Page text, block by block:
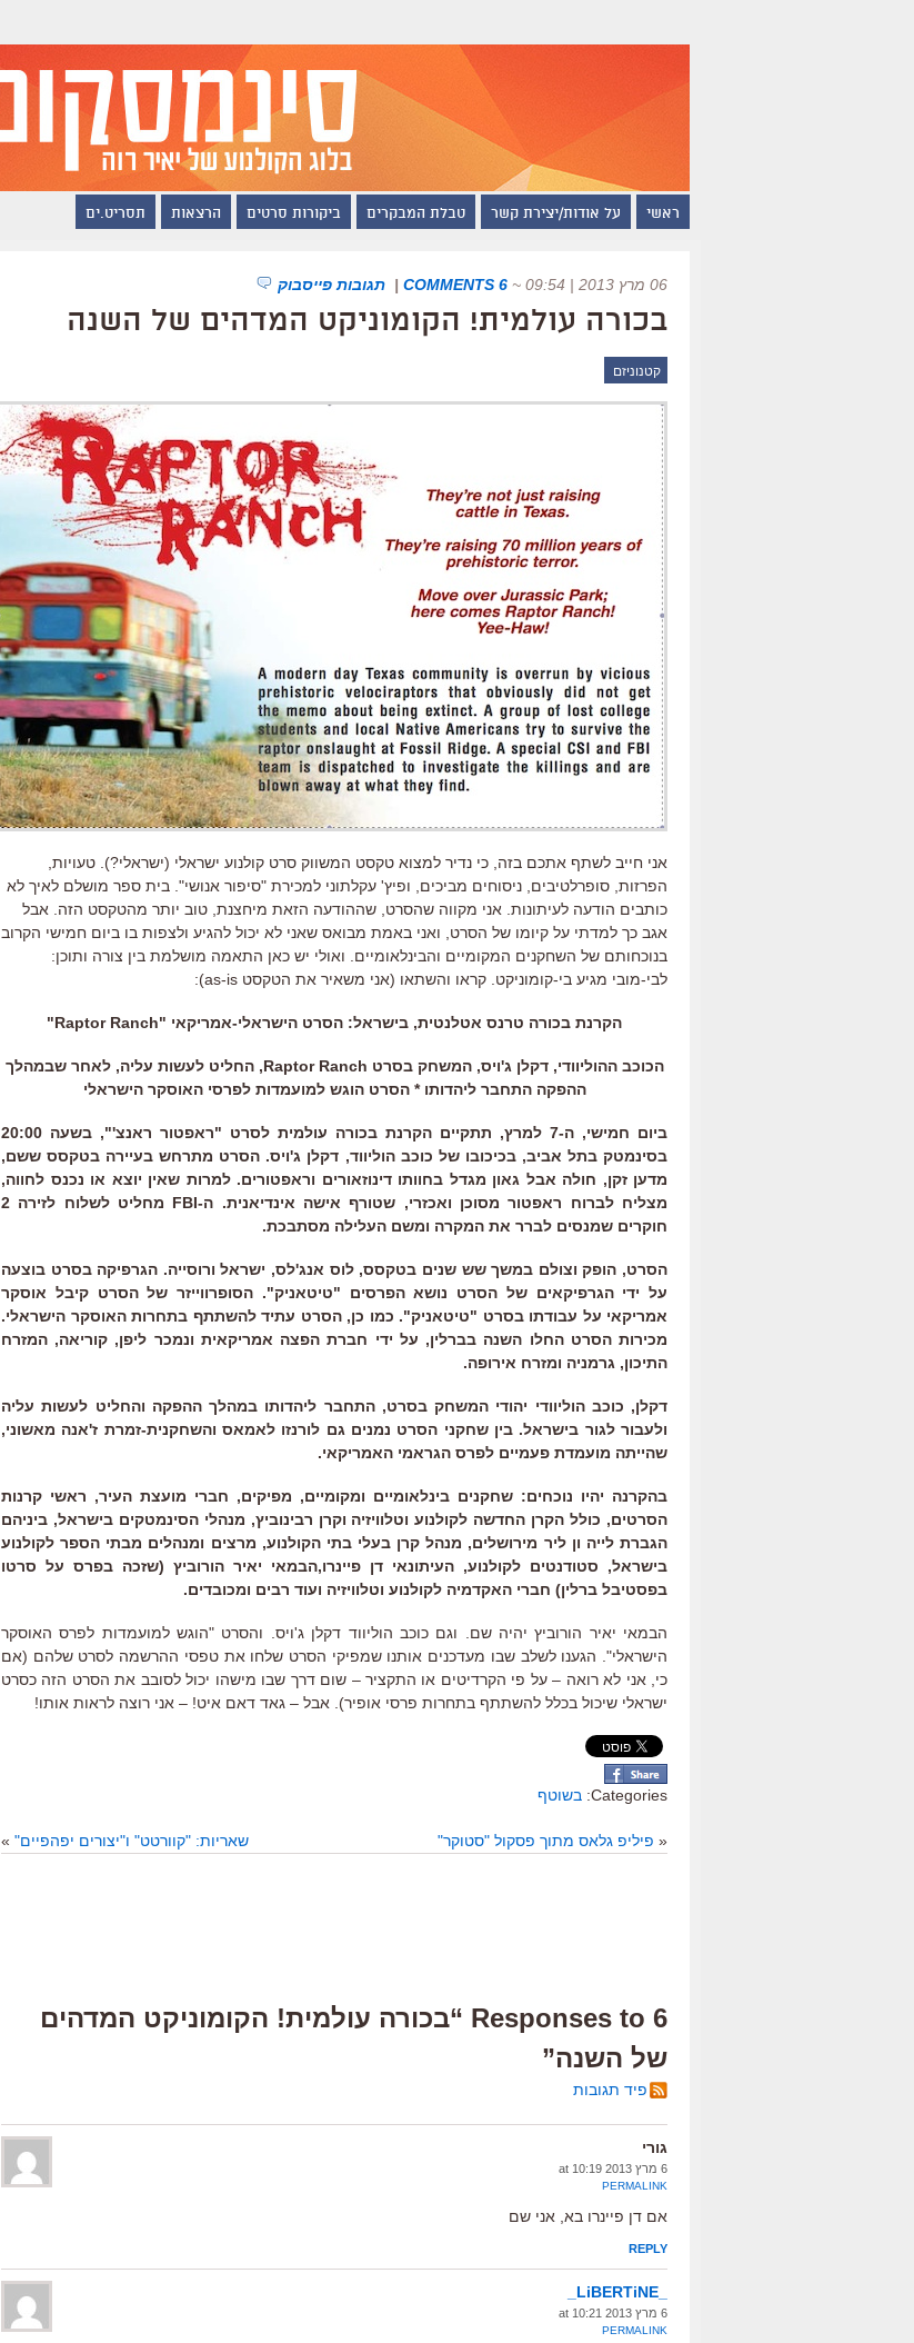
ראשי על אודות/יצירת קשר טבלת המבקרים ביקורות סרטים הרצאות תסריט.ים
06 מרץ 2013 | 09:54 ~
6 COMMENTS
| תגובות פייסבוק
בכורה עולמית! הקומוניקט המדהים של השנה
קטנוניזם
אני חייב לשתף אתכם בזה, כי נדיר למצוא טקסט המשווק סרט קולנוע ישראלי (ישראלי?). טעויות,
הפרזות, סופרלטיבים, ניסוחים מביכים, ופיץ' עקלתוני למכירת "סיפור אנושי". בית ספר מושלם לאיך לא
כותבים הודעה לעיתונות. אני מקווה שהסרט, שההודעה הזאת מיחצנת, טוב יותר מהטקסט הזה. אבל
אגב כך למדתי על קיומו של הסרט, ואני באמת מבואס שאני לא יכול להגיע ולצפות בו ביום חמישי הקרוב
בנוכחותם של השחקנים המקומיים והבינלאומיים. ואולי יש כאן התאמה מושלמת בין צורה ותוכן:
לבי-מובי מגיע בי-קומוניקט. קראו והשתאו (אני משאיר את הטקסט as-is):
הקרנת בכורה טרנס אטלנטית, בישראל: הסרט הישראלי-אמריקאי "Raptor Ranch"
הכוכב ההוליוודי, דקלן ג'ויס, המשחק בסרט Raptor Ranch, החליט לעשות עליה, לאחר שבמהלך
ההפקה התחבר ליהדותו * הסרט הוגש למועמדות לפרסי האוסקר הישראלי
ביום חמישי, ה-7 למרץ, תתקיים הקרנת בכורה עולמית לסרט "ראפטור ראנצ'", בשעה 20:00
בסינמטק בתל אביב, בכיכובו של כוכב הוליווד, דקלן ג'ויס. הסרט מתרחש בעיירה בטקסס ששם,
מדען זקן, חולה אבל גאון מגדל בחוותו דינוזאורים וראפטורים. למרות שאין יוצא או נכנס לחווה,
מצליח לברוח ראפטור מסוכן ואכזרי, שטורף אישה אינדיאנית. ה-FBI מחליט לשלוח לזירה 2
חוקרים שמנסים לברר את המקרה ומשם העלילה מסתבכת.
הסרט, הופק וצולם במשך שש שנים בטקסס, לוס אנג'לס, ישראל ורוסייה. הגרפיקה בסרט בוצעה
על ידי הגרפיקאים של הסרט נושא הפרסים "טיטאניק". הסופרווייזר של הסרט קיבל אוסקר
אמריקאי על עבודתו בסרט "טיטאניק". כמו כן, הסרט עתיד להשתתף בתחרות האוסקר הישראלי.
מכירות הסרט החלו השנה בברלין, על ידי חברת הפצה אמריקאית ונמכר ליפן, קוריאה, המזרח
התיכון, גרמניה ומזרח אירופה.
דקלן, כוכב הוליוודי יהודי המשחק בסרט, התחבר ליהדותו במהלך ההפקה והחליט לעשות עליה
ולעבור לגור בישראל. בין שחקני הסרט נמנים גם לורנזו לאמאס והשחקנית-זמרת ז'אנה מאשוני,
שהייתה מועמדת פעמיים לפרס הגראמי האמריקאי.
בהקרנה יהיו נוכחים: שחקנים בינלאומיים ומקומיים, מפיקים, חברי מועצת העיר, ראשי קרנות
הסרטים, כולל הקרן החדשה לקולנוע וטלוויזיה וקרן רבינוביץ, מנהלי הסינמטקים בישראל, ביניהם
הגברת לייה ון ליר מירושלים, מנהל קרן בעלי בתי הקולנוע, מרצים ומנהלים מבתי הספר לקולנוע
בישראל, סטודנטים לקולנוע, העיתונאי דן פיינרו,הבמאי יאיר הורוביץ (שזכה בפרס על סרטו
בפסטיבל ברלין) חברי האקדמיה לקולנוע וטלוויזיה ועוד רבים ומכובדים.
הבמאי יאיר הורוביץ יהיה שם. וגם כוכב הוליווד דקלן ג'ויס. והסרט "הוגש למועמדות לפרס האוסקר
הישראלי". הגענו לשלב שבו מעדכנים אותנו שמפיקי הסרט שלחו את טפסי ההרשמה לסרט שלהם (אם
כי, אני לא רואה – על פי הקרדיטים או התקציר – שום דרך שבו מישהו יכול לסובב את הסרט הזה כסרט
ישראלי שיכול בכלל להשתתף בתחרות פרסי אופיר). אבל – גאד דאם איט! – אני רוצה לראות אותו!
Categories: בשוטף
« פיליפ גלאס מתוך פסקול "סטוקר" שאריות: "קוורטט" ו"יצורים יפהפיים" »
6 Responses to “בכורה עולמית! הקומוניקט המדהים
של השנה”
פיד תגובות
גורי
6 מרץ 2013 at 10:19
PERMALINK
אם דן פיינרו בא, אני שם
REPLY
6 מרץ 2013 at 10:21
PERMALINK